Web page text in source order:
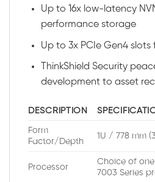
Up to 16x low-latency
performance storage
Up to 3x PCIe Gen4
ThinkShield Security
development to asset
DESCRIPTION
Form
Factor/Depth
1U / 778 mm
Processor
Choice of one
7003 Series